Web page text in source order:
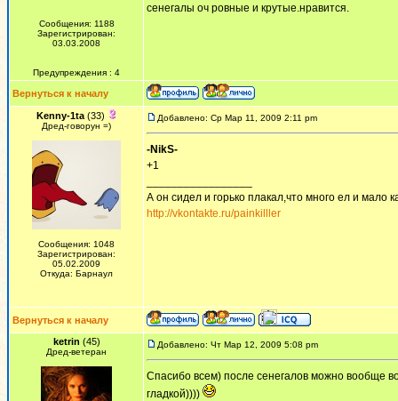
Сообщения: 1188
Зарегистрирован:
03.03.2008
Предупреждения : 4
сенегалы оч ровные и крутые.нравится.
Вернуться к началу
Kenny-1ta(33)
Дред-говорун =)
Сообщения: 1048
Зарегистрирован:
05.02.2009
Откуда: Барнаул
Добавлено: Ср Мар 11, 2009 2:11 pm
-NikS-
+1
А он сидел и горько плакал,что много ел и мало
http://vkontakte.ru/painkilller
Вернуться к началу
ketrin (45)
Дред-ветеран
Добавлено: Чт Мар 12, 2009 5:08 pm
Спасибо всем) после сенегалов можно вообще
гладкой))))